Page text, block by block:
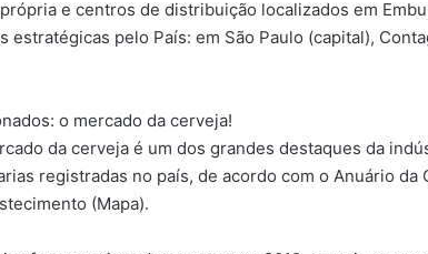
e centros de distribuição localizados em
estratégicas pelo País: em São Paulo (capital),
o mercado da cerveja!
da cerveja é um dos grandes destaques da
registradas no país, de acordo com o Anuário
(Mapa).